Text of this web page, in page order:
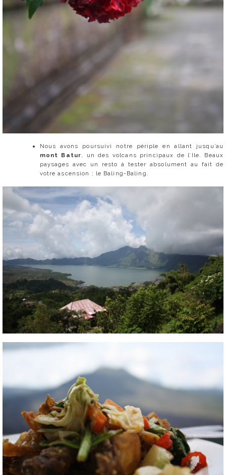
Nous avons poursuivi notre périple en allant jusqu’au
mont Batur, un des volcans principaux de l’Ile. Beaux
paysages avec un resto à tester absolument au fait de
votre ascension : le Baling-Baling.